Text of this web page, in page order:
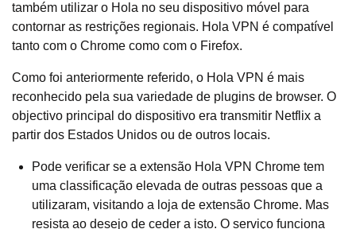
também utilizar o Hola no seu dispositivo móvel para
contornar as restrições regionais. Hola VPN é compatível
tanto com o Chrome como com o Firefox.
Como foi anteriormente referido, o Hola VPN é mais
reconhecido pela sua variedade de plugins de browser. O
objectivo principal do dispositivo era transmitir Netflix a
partir dos Estados Unidos ou de outros locais.
Pode verificar se a extensão Hola VPN Chrome tem
uma classificação elevada de outras pessoas que a
utilizaram, visitando a loja de extensão Chrome. Mas
resista ao desejo de ceder a isto. O serviço funciona